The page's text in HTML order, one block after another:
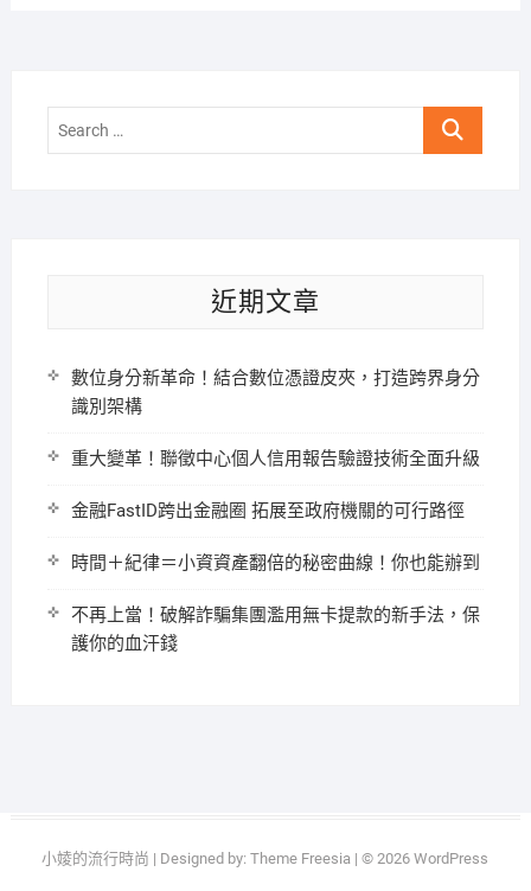
Search
近期文章
數位身分新革命！結合數位憑證皮夾，打造跨界身分
識別架構
重大變革！聯徵中心個人信用報告驗證技術全面升級
金融FastID跨出金融圈 拓展至政府機關的可行路徑
時間＋紀律＝小資資產翻倍的秘密曲線！你也能辦到
不再上當！破解詐騙集團濫用無卡提款的新手法，保
護你的血汗錢
小婈的流行時尚 | Designed by:Theme Freesia | © 2026WordPress